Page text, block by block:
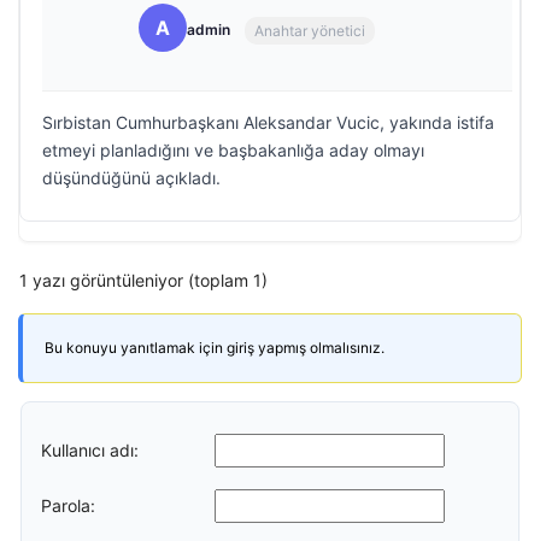
A admin Anahtar yönetici
Sırbistan Cumhurbaşkanı Aleksandar Vucic, yakında istifa
etmeyi planladığını ve başbakanlığa aday olmayı
düşündüğünü açıkladı.
1 yazı görüntüleniyor (toplam 1)
Bu konuyu yanıtlamak için giriş yapmış olmalısınız.
Kullanıcı adı:
Parola: